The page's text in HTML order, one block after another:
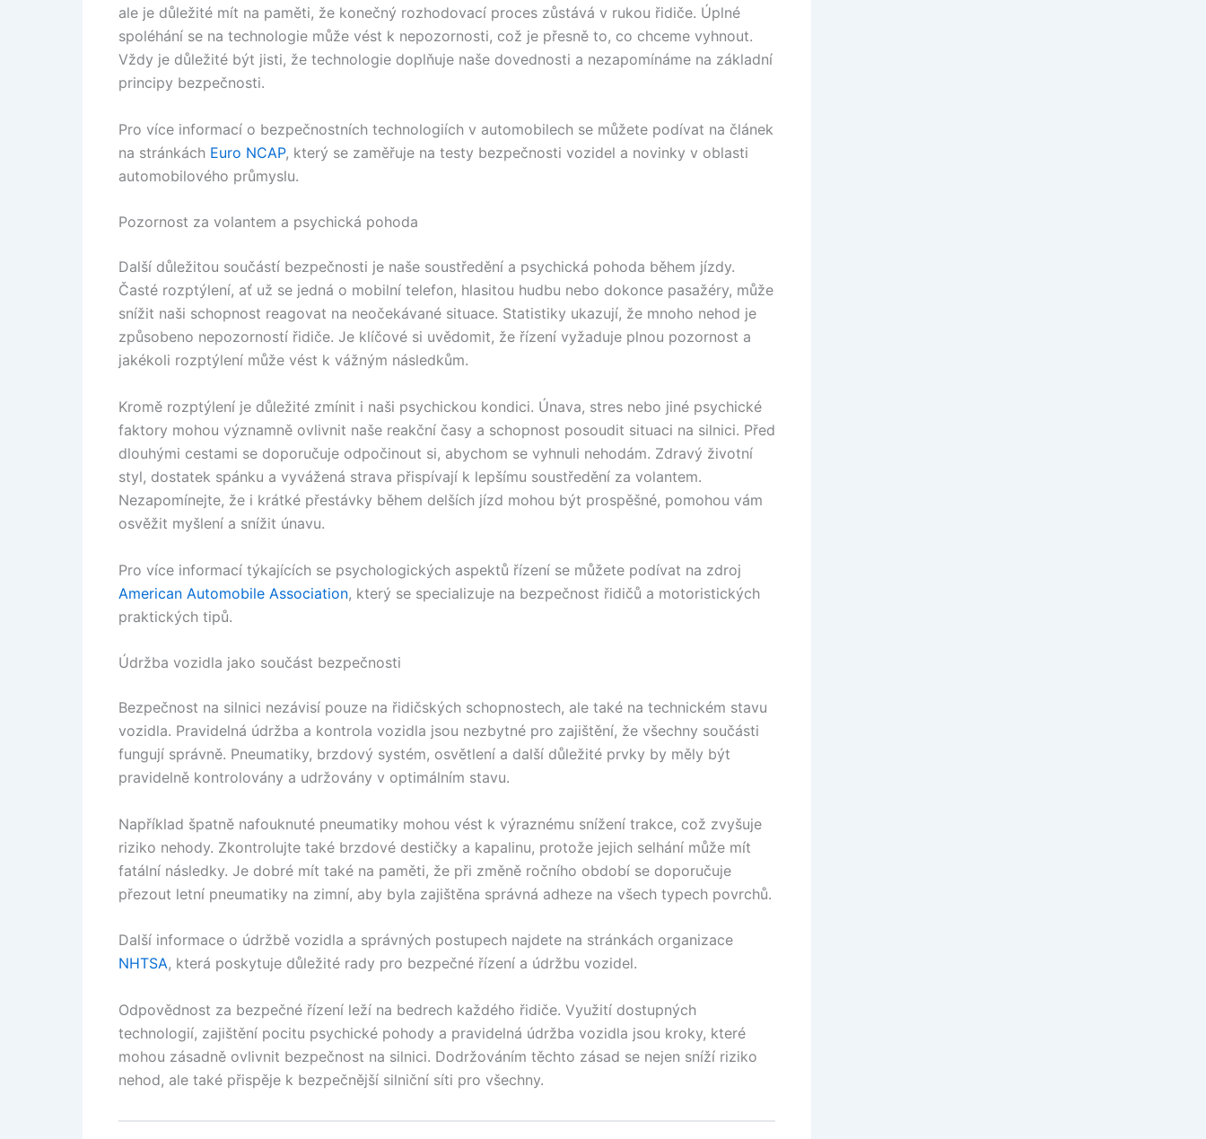
ale je důležité mít na paměti, že konečný rozhodovací proces zůstává v rukou řidiče. Úplné
spoléhání se na technologie může vést k nepozornosti, což je přesně to, co chceme vyhnout.
Vždy je důležité být jisti, že technologie doplňuje naše dovednosti a nezapomínáme na základní
principy bezpečnosti.
Pro více informací o bezpečnostních technologiích v automobilech se můžete podívat na článek
na stránkách Euro NCAP, který se zaměřuje na testy bezpečnosti vozidel a novinky v oblasti
automobilového průmyslu.
Pozornost za volantem a psychická pohoda
Další důležitou součástí bezpečnosti je naše soustředění a psychická pohoda během jízdy.
Časté rozptýlení, ať už se jedná o mobilní telefon, hlasitou hudbu nebo dokonce pasažéry, může
snížit naši schopnost reagovat na neočekávané situace. Statistiky ukazují, že mnoho nehod je
způsobeno nepozorností řidiče. Je klíčové si uvědomit, že řízení vyžaduje plnou pozornost a
jakékoli rozptýlení může vést k vážným následkům.
Kromě rozptýlení je důležité zmínit i naši psychickou kondici. Únava, stres nebo jiné psychické
faktory mohou významně ovlivnit naše reakční časy a schopnost posoudit situaci na silnici. Před
dlouhými cestami se doporučuje odpočinout si, abychom se vyhnuli nehodám. Zdravý životní
styl, dostatek spánku a vyvážená strava přispívají k lepšímu soustředění za volantem.
Nezapomínejte, že i krátké přestávky během delších jízd mohou být prospěšné, pomohou vám
osvěžit myšlení a snížit únavu.
Pro více informací týkajících se psychologických aspektů řízení se můžete podívat na zdroj
American Automobile Association, který se specializuje na bezpečnost řidičů a motoristických
praktických tipů.
Údržba vozidla jako součást bezpečnosti
Bezpečnost na silnici nezávisí pouze na řidičských schopnostech, ale také na technickém stavu
vozidla. Pravidelná údržba a kontrola vozidla jsou nezbytné pro zajištění, že všechny součásti
fungují správně. Pneumatiky, brzdový systém, osvětlení a další důležité prvky by měly být
pravidelně kontrolovány a udržovány v optimálním stavu.
Například špatně nafouknuté pneumatiky mohou vést k výraznému snížení trakce, což zvyšuje
riziko nehody. Zkontrolujte také brzdové destičky a kapalinu, protože jejich selhání může mít
fatální následky. Je dobré mít také na paměti, že při změně ročního období se doporučuje
přezout letní pneumatiky na zimní, aby byla zajištěna správná adheze na všech typech povrchů.
Další informace o údržbě vozidla a správných postupech najdete na stránkách organizace
NHTSA, která poskytuje důležité rady pro bezpečné řízení a údržbu vozidel.
Odpovědnost za bezpečné řízení leží na bedrech každého řidiče. Využití dostupných
technologií, zajištění pocitu psychické pohody a pravidelná údržba vozidla jsou kroky, které
mohou zásadně ovlivnit bezpečnost na silnici. Dodržováním těchto zásad se nejen sníží riziko
nehod, ale také přispěje k bezpečnější silniční síti pro všechny.